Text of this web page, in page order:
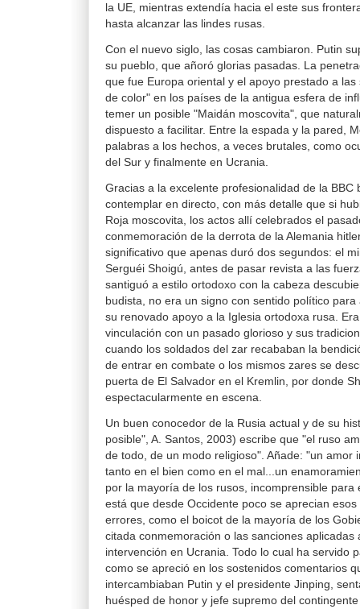
la UE, mientras extendía hacia el este sus
hasta alcanzar las lindes rusas.
Con el nuevo siglo, las cosas cambiaron. Putin
su pueblo, que añoró glorias pasadas. La
que fue Europa oriental y el apoyo prestado a
de color" en los países de la antigua esfera de
temer un posible "Maidán moscovita", que
dispuesto a facilitar. Entre la espada y la pared,
palabras a los hechos, a veces brutales, como
del Sur y finalmente en Ucrania.
Gracias a la excelente profesionalidad de la BBC
contemplar en directo, con más detalle que si
Roja moscovita, los actos allí celebrados el
conmemoración de la derrota de la Alemania
significativo que apenas duró dos segundos: el
Serguéi Shoigú, antes de pasar revista a las
santiguó a estilo ortodoxo con la cabeza
budista, no era un signo con sentido político
su renovado apoyo a la Iglesia ortodoxa rusa.
vinculación con un pasado glorioso y sus
cuando los soldados del zar recababan la
de entrar en combate o los mismos zares se
puerta de El Salvador en el Kremlin, por donde
espectacularmente en escena.
Un buen conocedor de la Rusia actual y de su
posible", A. Santos, 2003) escribe que "el ruso
de todo, de un modo religioso". Añade: "un amor
tanto en el bien como en el mal...un
por la mayoría de los rusos, incomprensible para
está que desde Occidente poco se aprecian
errores, como el boicot de la mayoría de los
citada conmemoración o las sanciones aplicadas
intervención en Ucrania. Todo lo cual ha servido
como se apreció en los sostenidos comentarios
intercambiaban Putin y el presidente Jinping,
huésped de honor y jefe supremo del